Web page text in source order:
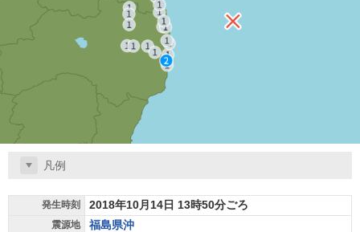
凡例
発生時刻 2018年10月14日 13時50分ごろ
震源地 福島県沖